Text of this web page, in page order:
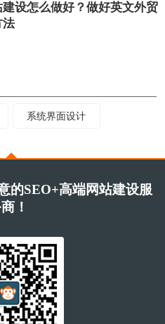
设怎么做好？做好英文外贸
法
系统界面设计
的SEO+高端网站建设服
！